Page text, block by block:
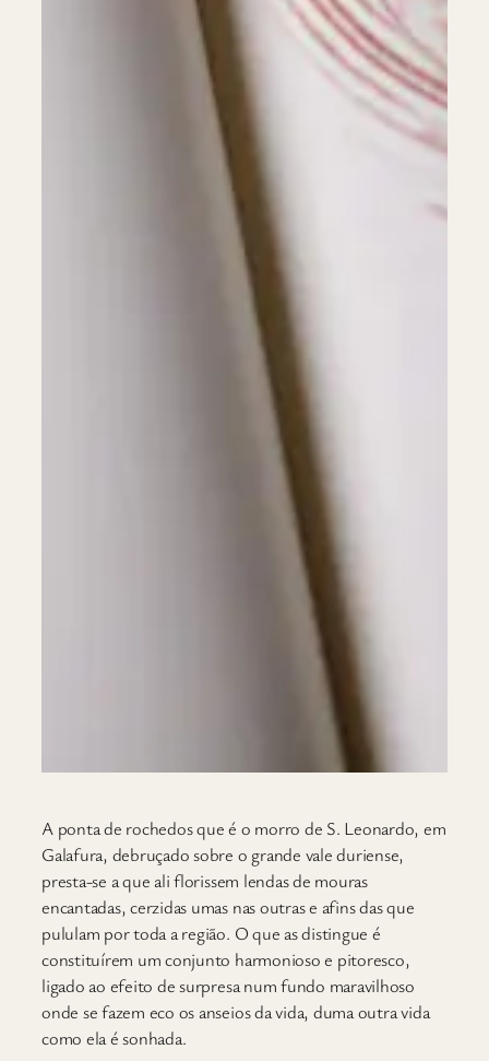
Aponta de rochedos que é o morro de S. Leonardo, em
Galafura, debruçado sobre o grande vale duriense,
presta-se a que ali florissem lendas de mouras
encantadas, cerzidas umas nas outras e afins das que
pululam por toda a região. O que as distingue é
constituírem um conjunto harmonioso e pitoresco,
ligado ao efeito de surpresa num fundo maravilhoso
onde se fazem eco os anseios da vida, duma outra vida
como ela é sonhada.